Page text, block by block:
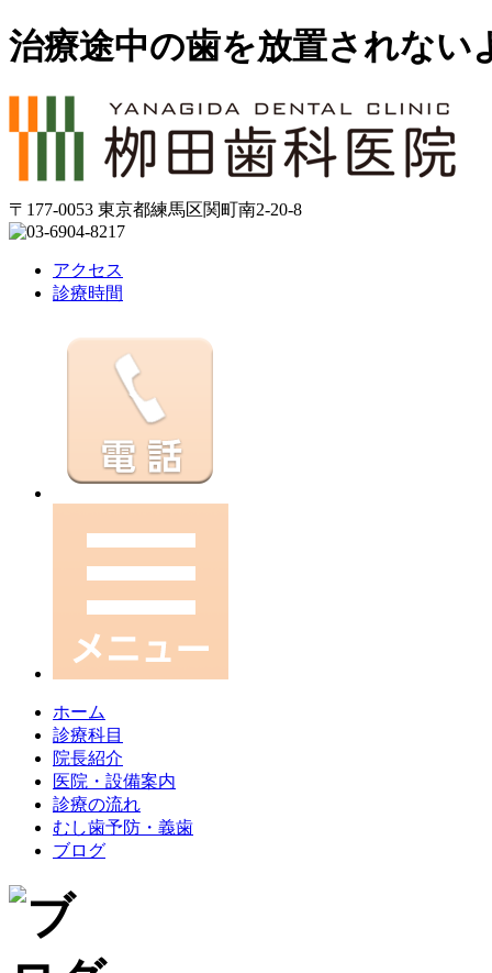
治療途中の歯を放置されない
〒177-0053 東京都練馬区関町南2-20-8
アクセス
診療時間
ホーム
診療科目
院長紹介
医院・設備案内
診療の流れ
むし歯予防・義歯
ブログ